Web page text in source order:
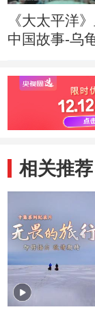
《大太平洋
中国故事-乌
相关推荐